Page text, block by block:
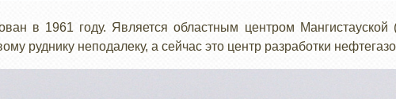
в 1961 году. Является областным центром Мангистауской
руднику неподалеку, а сейчас это центр разработки